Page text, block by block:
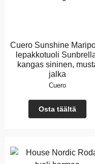
Cuero Sunshine
lepakkotuoli
kangas sininen,
jalka
Cuero
Osta täältä